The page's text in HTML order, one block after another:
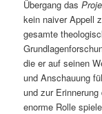
Übergang das
kein naiver Appell
gesamte
die er auf seinen
und Anschauung
und zur
enorme Rolle